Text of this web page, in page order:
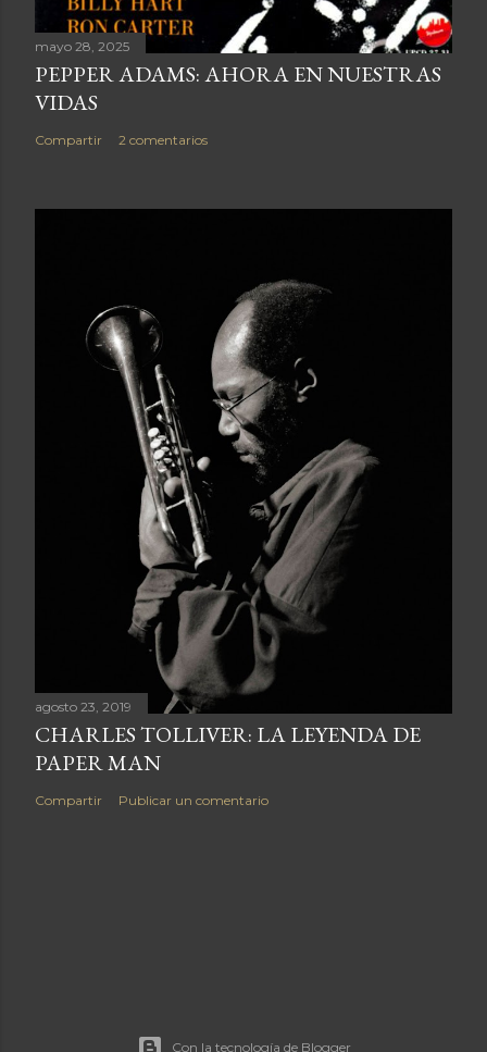
mayo 28, 2025
PEPPER ADAMS: AHORA EN NUESTRAS
VIDAS
Compartir 2 comentarios
agosto 23, 2019
CHARLES TOLLIVER: LA LEYENDA DE
PAPER MAN
Compartir Publicar un comentario
Con la tecnología de Blogger